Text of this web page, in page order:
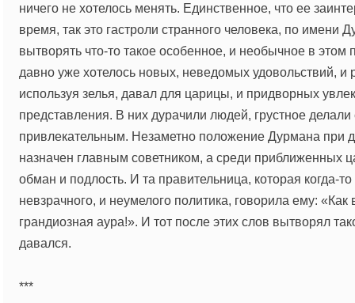
ничего не хотелось менять. Единственное, что ее
время, так это гастроли странного человека, по имени
вытворять что-то такое особенное, и необычное в
давно уже хотелось новых, неведомых удовольствий, и
используя зелья, давал для царицы, и придворных
представления. В них дурачили людей, грустное
привлекательным. Незаметно положение Дурмана при
назначен главным советником, а среди приближенных
обман и подлость. И та правительница, которая когда-
невзрачного, и неумелого политика, говорила ему:
грандиозная аура!». И тот после этих слов вытворял
давался.
***